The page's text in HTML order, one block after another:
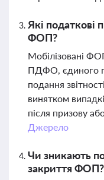
Які податкові
ФОП?
Мобілізовані
ПДФО, єдиного
подання
винятком
після призову
Джерело
Чи зникають
закриття ФОП?